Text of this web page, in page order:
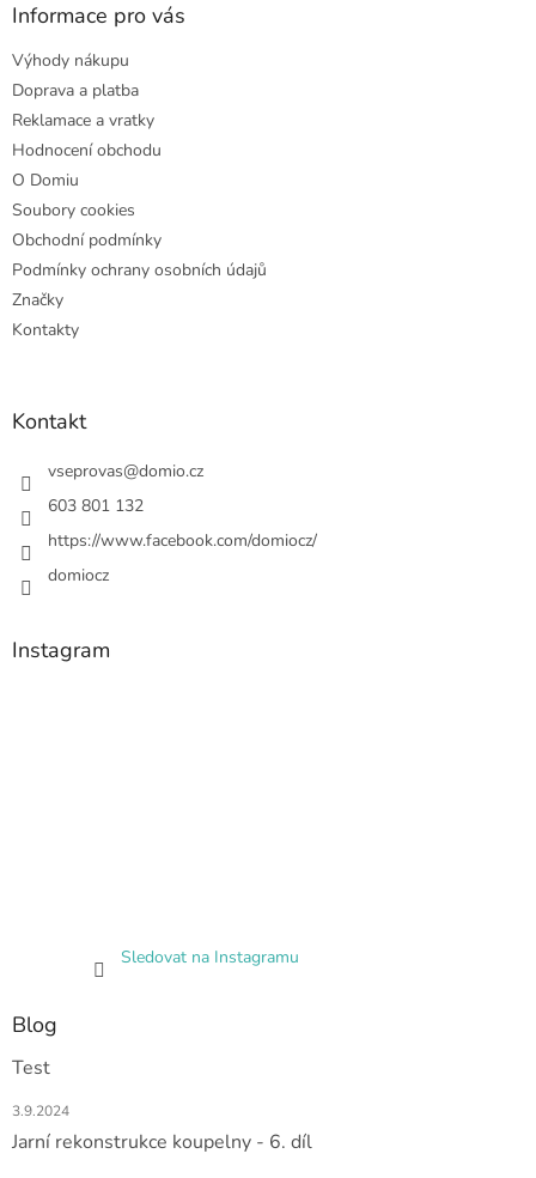
Informace pro vás
Výhody nákupu
Doprava a platba
Reklamace a vratky
Hodnocení obchodu
O Domiu
Soubory cookies
Obchodní podmínky
Podmínky ochrany osobních údajů
Značky
Kontakty
Kontakt
vseprovas@domio.cz
603 801 132
https://www.facebook.com/domiocz/
domiocz
Instagram
Sledovat na Instagramu
Blog
Test
3.9.2024
Jarní rekonstrukce koupelny - 6. díl